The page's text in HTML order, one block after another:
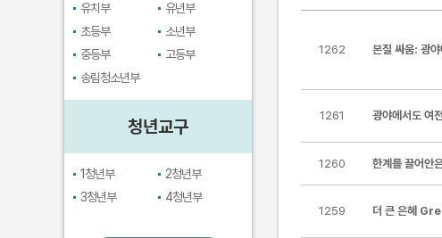
유치부
유년부
초등부
소년부
중등부
고등부
송림청소년부
청년교구
1청년부
2청년부
3청년부
4청년부
1262 본질 싸움: 광
1261 광야에서도 여
1260 한계를 끌어안
1259 더 큰 은혜